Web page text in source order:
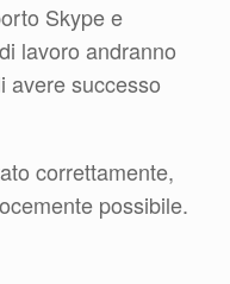
Skype e
lavoro andranno
avere successo
correttamente,
possibile.